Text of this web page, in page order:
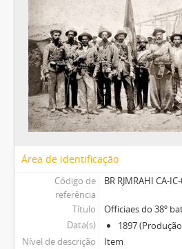
Área de identificação
Código de
referência
BR RJMRAHI CA-
Título
Officiaes do 38º
Data(s)
1897
Nível de descrição
Item